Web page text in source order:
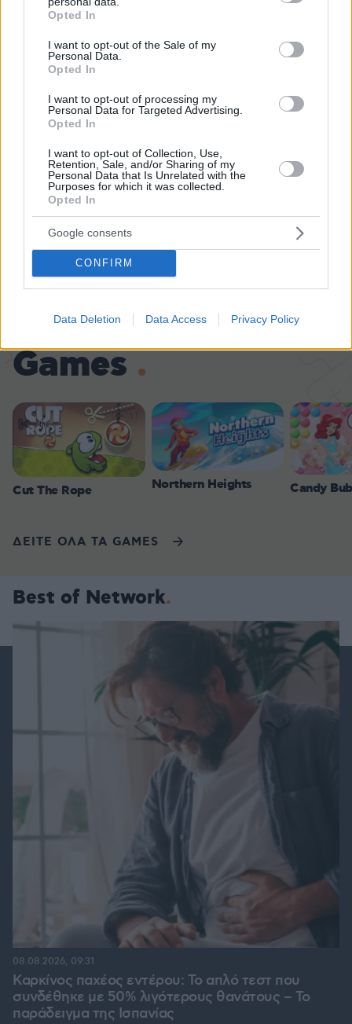
grant or deny consent to Google and its third-party tags to
use your data for below specified purposes in below Google
consent section.
Opted In
I want to opt-out of the Sale of my
Personal Data.
Opted In
I want to opt-out of processing my
Personal Data for Targeted Advertising.
Opted In
I want to opt-out of Collection, Use,
Retention, Sale, and/or Sharing of my
Personal Data that Is Unrelated with the
Purposes for which it was collected.
Opted In
Google consents
CONFIRM
Data Deletion Data Access Privacy Policy
Δικηγόρος 46χρονης κατηγορουμένης
για Marfin: Δεν είναι η εντολέας μου
στις φωτογραφίες, είχε εξεταστεί και
08.08.2026, 09:09 26
Ο Οδυσσέας ταξίδευε με πλοίο των
Βίκινγκς; Η επιλογή του Νόλαν και η
αληθινή μυκηναϊκή ναυπηγική
08.08.2026, 10:27
Games
Cut The Rope Northern Heights Candy
ΔΕΙΤΕ ΟΛΑ ΤΑ GAMES
Best of Network
Καρκίνος παχέος εντέρου: Το απλό τεστ που
συνδέθηκε με 50% λιγότερους θανάτους – Το
παράδειγμα της Ισπανίας
08.08.2026, 09:31